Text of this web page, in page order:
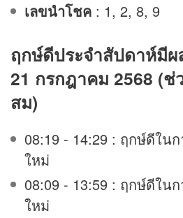
เลขนำโชค : 1, 2, 8, 9
ฤกษ์ดีประจำสัปดาห์มี
21 กรกฎาคม 2568 (ช่
สม)
08:19 - 14:29 : ฤกษ์ดีใ
ใหม่
08:09 - 13:59 : ฤกษ์ดีใน
ใหม่